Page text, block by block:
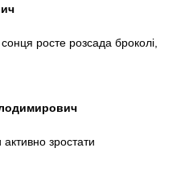
росте розсада броколі,
зростати